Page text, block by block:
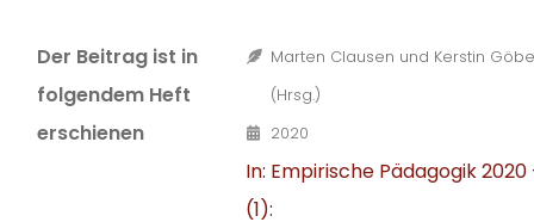
Der Beitrag ist in
folgendem Heft
erschienen
Marten Clausen und Kerstin
(Hrsg.)
2020
In: Empirische Pädagogik 2020
(1):